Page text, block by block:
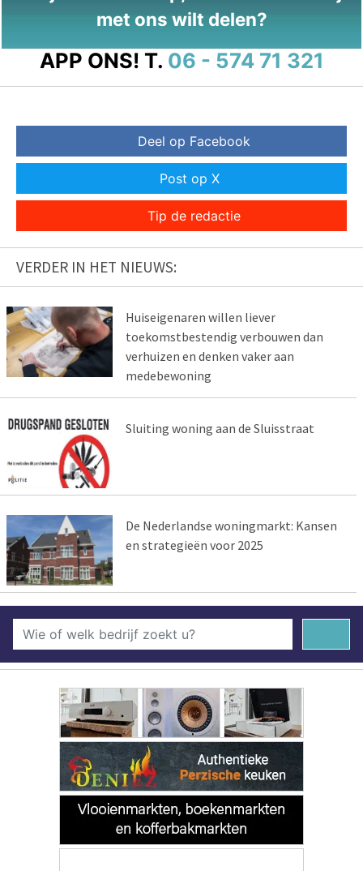
met ons wilt delen?
APP ONS! T. 06 - 574 71 321
Deel op Facebook
Post op X
Tip de redactie
VERDER IN HET NIEUWS:
Huiseigenaren willen liever
toekomstbestendig verbouwen dan
verhuizen en denken vaker aan
medebewoning
Sluiting woning aan de Sluisstraat
De Nederlandse woningmarkt: Kansen
en strategieën voor 2025